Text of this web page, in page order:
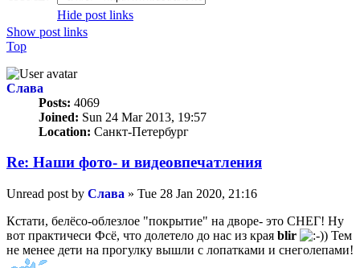
Hide post links
Show post links
Top
Слава
Posts: 4069
Joined: Sun 24 Mar 2013, 19:57
Location: Санкт-Петербург
Re: Наши фото- и видеовпечатления
Unread post by Слава » Tue 28 Jan 2020, 21:16
Кстати, белёсо-облезлое "покрытие" на дворе- это СНЕГ! Ну
вот практичеси Фсё, что долетело до нас из края blir
Тем
не менее дети на прогулку вышли с лопатками и снеголепами!